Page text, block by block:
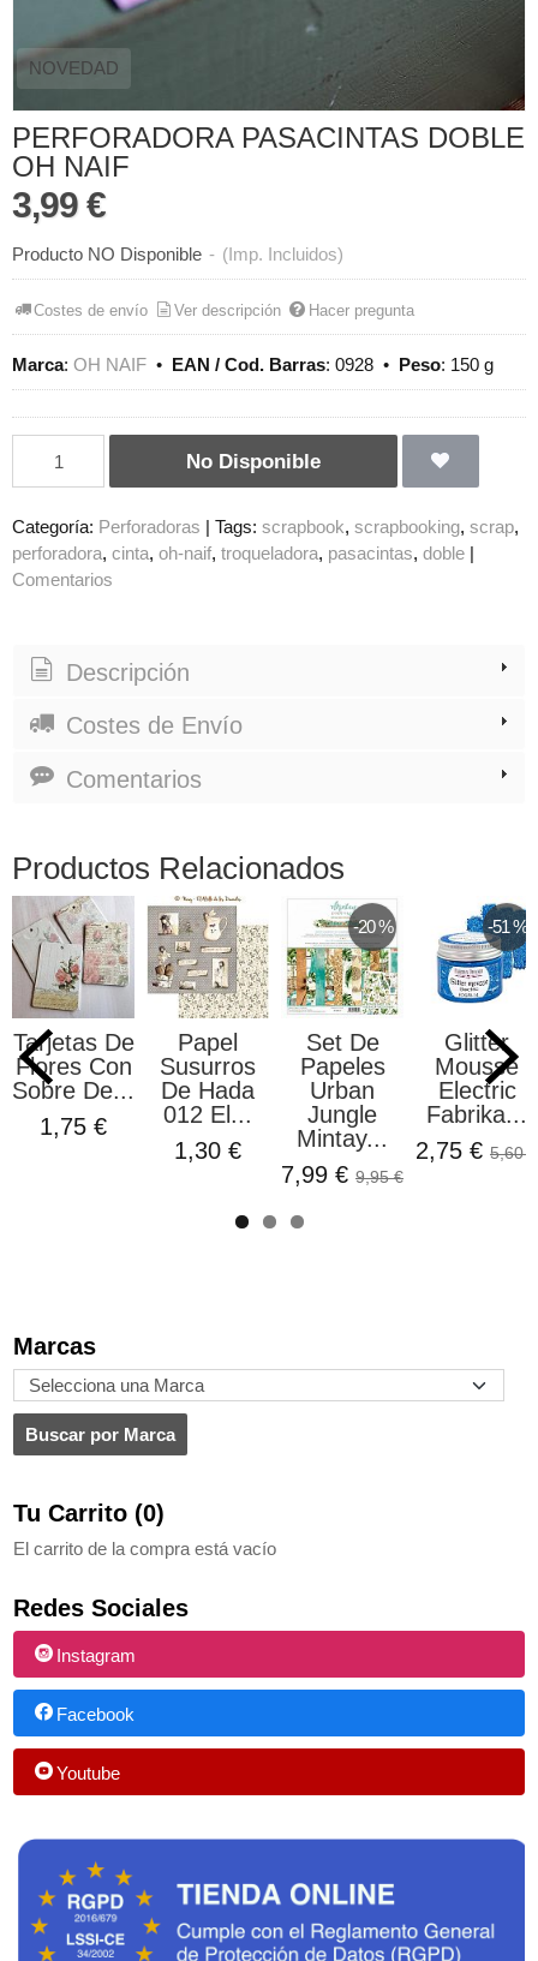
Marcas
Tu Carrito (0)
El carrito de la compra está vacío
Redes Sociales
Instagram
Facebook
Youtube
NOVEDAD
PERFORADORA PASACINTAS DOBLE
OH NAIF
3,99 €
Producto NO Disponible - (Imp. Incluidos)
Costes de envío Ver descripción Hacer pregunta
Marca: OH NAIF • EAN / Cod. Barras: 0928 • Peso: 150 g
No Disponible
Categoría: Perforadoras Tags: scrapbook scrapbooking scrap
perforadora cinta oh-naif troqueladora pasacintas doble
Comentarios
Descripción
Costes de Envío
Comentarios
Productos Relacionados
Tarjetas De
Flores Con
Sobre De...
1,75 €
Papel
Susurros
De Hada
012 El...
1,30 €
-20 %
Set De
Papeles
Urban
Jungle
Mintay...
7,99 € 9,95 €
-51 %
Glitter
Mousse
Electric
Fabrika...
2,75 € 5,60 €